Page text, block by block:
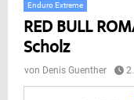
Enduro Extreme
RED BULL
Scholz
von Denis Guenther